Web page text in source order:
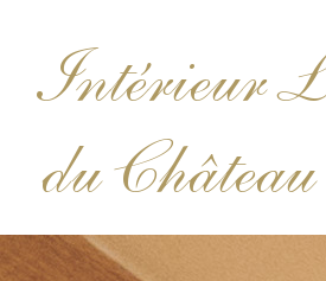
Intérieur
du Château